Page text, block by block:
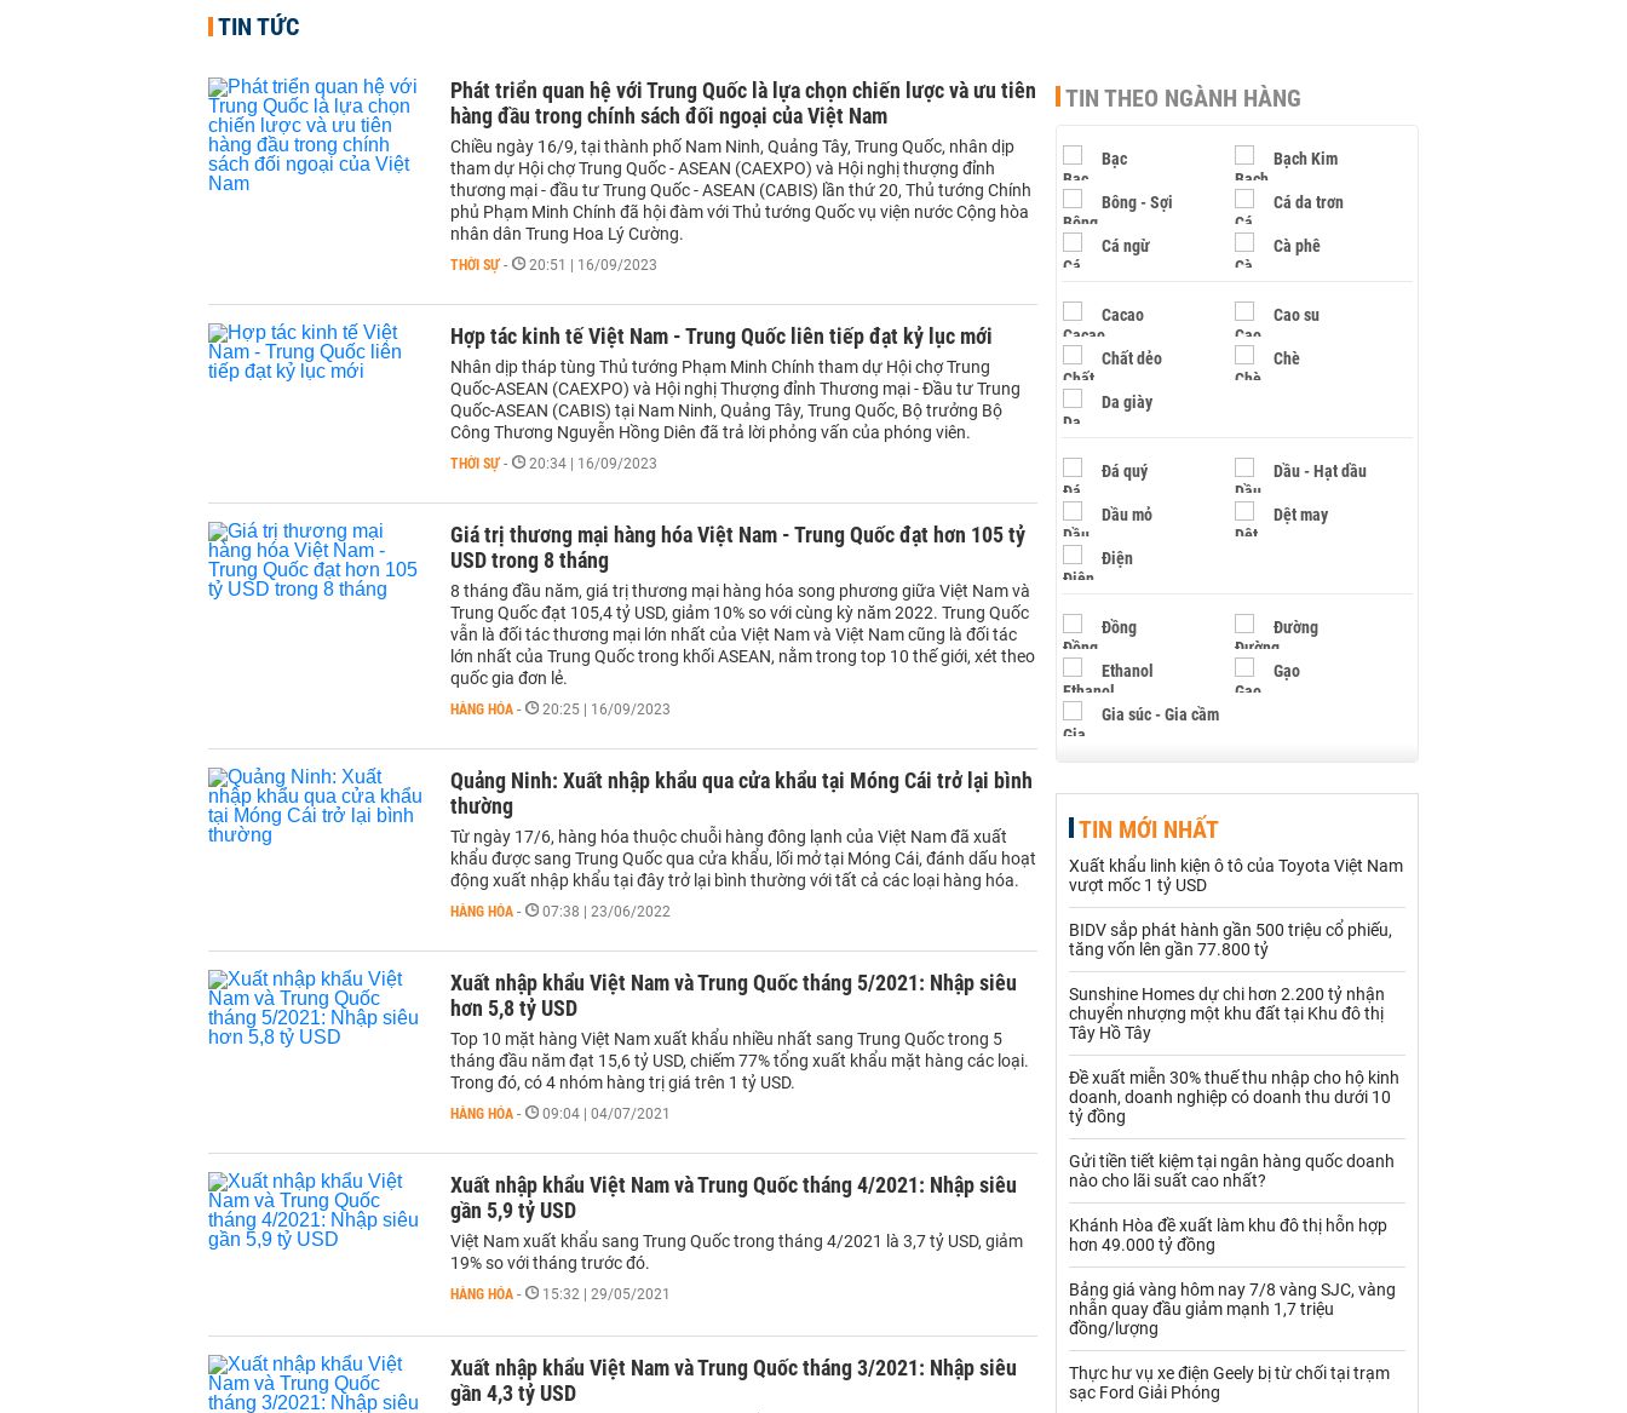
TIN TỨC
Phát triển quan hệ với Trung Quốc là lựa chọn chiến lược và ưu tiên
hàng đầu trong chính sách đối ngoại của Việt Nam
Chiều ngày 16/9, tại thành phố Nam Ninh, Quảng Tây, Trung Quốc, nhân dịp
tham dự Hội chợ Trung Quốc - ASEAN (CAEXPO) và Hội nghị thượng đỉnh
thương mại - đầu tư Trung Quốc - ASEAN (CABIS) lần thứ 20, Thủ tướng Chính
phủ Phạm Minh Chính đã hội đàm với Thủ tướng Quốc vụ viện nước Cộng hòa
nhân dân Trung Hoa Lý Cường.
THỜI SỰ - 20:51 | 16/09/2023
Hợp tác kinh tế Việt Nam - Trung Quốc liên tiếp đạt kỷ lục mới
Nhân dịp tháp tùng Thủ tướng Phạm Minh Chính tham dự Hội chợ Trung
Quốc-ASEAN (CAEXPO) và Hội nghị Thượng đỉnh Thương mại - Đầu tư Trung
Quốc-ASEAN (CABIS) tại Nam Ninh, Quảng Tây, Trung Quốc, Bộ trưởng Bộ
Công Thương Nguyễn Hồng Diên đã trả lời phỏng vấn của phóng viên.
THỜI SỰ - 20:34 | 16/09/2023
Giá trị thương mại hàng hóa Việt Nam - Trung Quốc đạt hơn 105 tỷ
USD trong 8 tháng
8 tháng đầu năm, giá trị thương mại hàng hóa song phương giữa Việt Nam và
Trung Quốc đạt 105,4 tỷ USD, giảm 10% so với cùng kỳ năm 2022. Trung Quốc
vẫn là đối tác thương mại lớn nhất của Việt Nam và Việt Nam cũng là đối tác
lớn nhất của Trung Quốc trong khối ASEAN, nằm trong top 10 thế giới, xét theo
quốc gia đơn lẻ.
HÀNG HÓA - 20:25 | 16/09/2023
Quảng Ninh: Xuất nhập khẩu qua cửa khẩu tại Móng Cái trở lại bình
thường
Từ ngày 17/6, hàng hóa thuộc chuỗi hàng đông lạnh của Việt Nam đã xuất
khẩu được sang Trung Quốc qua cửa khẩu, lối mở tại Móng Cái, đánh dấu hoạt
động xuất nhập khẩu tại đây trở lại bình thường với tất cả các loại hàng hóa.
HÀNG HÓA - 07:38 | 23/06/2022
Xuất nhập khẩu Việt Nam và Trung Quốc tháng 5/2021: Nhập siêu
hơn 5,8 tỷ USD
Top 10 mặt hàng Việt Nam xuất khẩu nhiều nhất sang Trung Quốc trong 5
tháng đầu năm đạt 15,6 tỷ USD, chiếm 77% tổng xuất khẩu mặt hàng các loại.
Trong đó, có 4 nhóm hàng trị giá trên 1 tỷ USD.
HÀNG HÓA - 09:04 | 04/07/2021
Xuất nhập khẩu Việt Nam và Trung Quốc tháng 4/2021: Nhập siêu
gần 5,9 tỷ USD
Việt Nam xuất khẩu sang Trung Quốc trong tháng 4/2021 là 3,7 tỷ USD, giảm
19% so với tháng trước đó.
HÀNG HÓA - 15:32 | 29/05/2021
Xuất nhập khẩu Việt Nam và Trung Quốc tháng 3/2021: Nhập siêu
gần 4,3 tỷ USD
TIN THEO NGÀNH HÀNG
Bạc Bạch Kim
Bông - Sợi Cá da trơn
Cá ngừ Cà phê
Cacao Cao su
Chất dẻo Chè
Da giày
Đá quý Dầu - Hạt dầu
Dầu mỏ Dệt may
Điện
Đồng Đường
Ethanol Gạo
Gia súc - Gia cầm
Hạt điều
Khí đốt
Kim loại khác Mắc ca
Muối
Nhựa - Hạt nhựa
Palladium Phân bón
Rau - Củ -Quả Sắt thép
Sữa
Than
Thủy hải sản khác Tôm
Vàng
TIN MỚI NHẤT
Xuất khẩu linh kiện ô tô của Toyota Việt Nam
vượt mốc 1 tỷ USD
BIDV sắp phát hành gần 500 triệu cổ phiếu,
tăng vốn lên gần 77.800 tỷ
Sunshine Homes dự chi hơn 2.200 tỷ nhận
chuyển nhượng một khu đất tại Khu đô thị
Tây Hồ Tây
Đề xuất miễn 30% thuế thu nhập cho hộ kinh
doanh, doanh nghiệp có doanh thu dưới 10
tỷ đồng
Gửi tiền tiết kiệm tại ngân hàng quốc doanh
nào cho lãi suất cao nhất?
Khánh Hòa đề xuất làm khu đô thị hỗn hợp
hơn 49.000 tỷ đồng
Bảng giá vàng hôm nay 7/8 vàng SJC, vàng
nhẫn quay đầu giảm mạnh 1,7 triệu
đồng/lượng
Thực hư vụ xe điện Geely bị từ chối tại trạm
sạc Ford Giải Phóng